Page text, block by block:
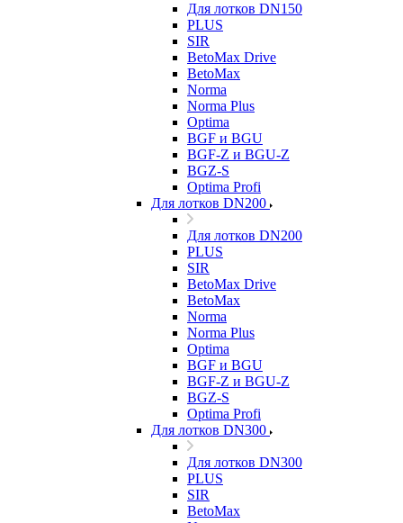
Для лотков DN150
PLUS
SIR
BetoMax Drive
BetoMax
Norma
Norma Plus
Optima
BGF и BGU
BGF-Z и BGU-Z
BGZ-S
Optima Profi
Для лотков DN200
Для лотков DN200
PLUS
SIR
BetoMax Drive
BetoMax
Norma
Norma Plus
Optima
BGF и BGU
BGF-Z и BGU-Z
BGZ-S
Optima Profi
Для лотков DN300
Для лотков DN300
PLUS
SIR
BetoMax